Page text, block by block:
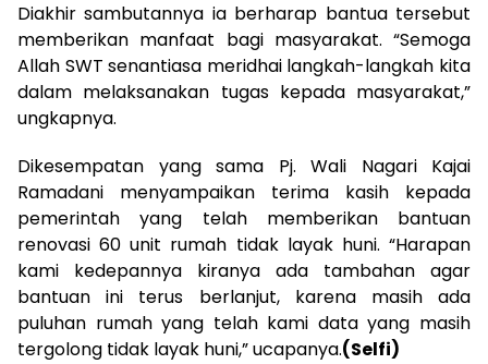
Diakhir sambutannya ia berharap bantua tersebut
memberikan manfaat bagi masyarakat. “Semoga
Allah SWT senantiasa meridhai langkah-langkah kita
dalam melaksanakan tugas kepada masyarakat,”
ungkapnya.
Dikesempatan yang sama Pj. Wali Nagari Kajai
Ramadani menyampaikan terima kasih kepada
pemerintah yang telah memberikan bantuan
renovasi 60 unit rumah tidak layak huni. “Harapan
kami kedepannya kiranya ada tambahan agar
bantuan ini terus berlanjut, karena masih ada
puluhan rumah yang telah kami data yang masih
tergolong tidak layak huni,” ucapanya.(Selfi)